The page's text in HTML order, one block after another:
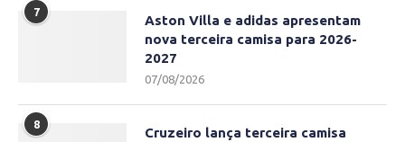
7
Aston Villa e adidas apresentam
nova terceira camisa para 2026-
2027
07/08/2026
8
Cruzeiro lança terceira camisa